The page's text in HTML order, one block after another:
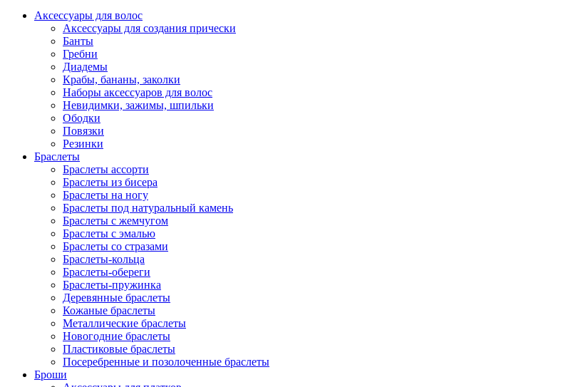
Аксессуары для волос
Аксессуары для создания прически
Банты
Гребни
Диадемы
Крабы, бананы, заколки
Наборы аксессуаров для волос
Невидимки, зажимы, шпильки
Ободки
Повязки
Резинки
Браслеты
Браслеты ассорти
Браслеты из бисера
Браслеты на ногу
Браслеты под натуральный камень
Браслеты с жемчугом
Браслеты с эмалью
Браслеты со стразами
Браслеты-кольца
Браслеты-обереги
Браслеты-пружинка
Деревянные браслеты
Кожаные браслеты
Металлические браслеты
Новогодние браслеты
Пластиковые браслеты
Посеребренные и позолоченные браслеты
Броши